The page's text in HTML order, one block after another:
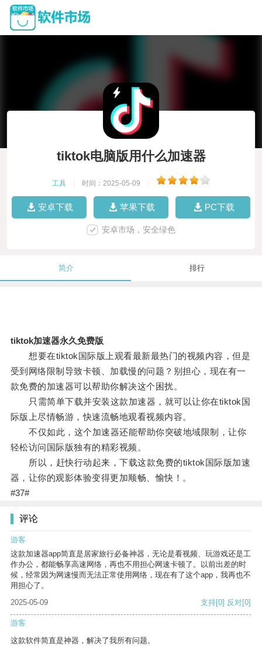
tiktok电脑版用什么加速器
工具 时间：2025-05-09
安卓下载 苹果下载 PC下载
安卓市场，安全绿色
简介 排行
tiktok加速器永久免费版
想要在tiktok国际版上观看最新最热门的视频内容，但是
受到网络限制导致卡顿、加载慢的问题？别担心，现在有一
款免费的加速器可以帮助你解决这个困扰。
只需简单下载并安装这款加速器，就可以让你在tiktok国
际版上尽情畅游，快速流畅地观看视频内容。
不仅如此，这个加速器还能帮助你突破地域限制，让你
轻松访问国际版独有的精彩视频。
所以，赶快行动起来，下载这款免费的tiktok国际版加速
器，让你的观影体验变得更加顺畅、愉快！。
#37#
评论
游客
这款加速器app简直是居家旅行必备神器，无论是看视频、玩游戏还是工
作办公，都能畅享高速网络，再也不用担心网速卡顿了。以前出差的时
候，经常因为网速慢而无法正常使用网络，现在有了这个app，我再也不
用担心了。
2025-05-09
支持[0] 反对[0]
游客
这款软件简直是神器，解决了我所有问题。